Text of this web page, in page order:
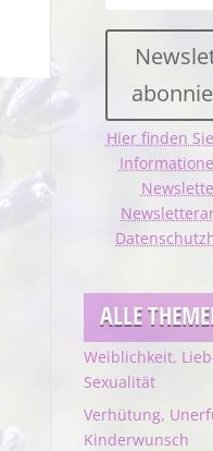
Hier finden
ALLE
Weiblichkeit,
Sexualität
Verhütung,
Kinderwunsch